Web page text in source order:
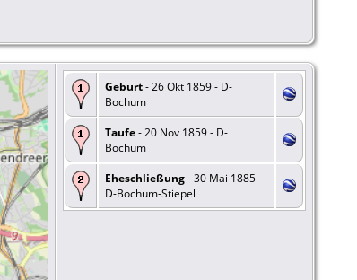
Geburt- 26 Okt 1859 - D-
Bochum
Taufe- 20 Nov 1859 - D-
Bochum
Eheschließung- 30 Mai 1885 -
D-Bochum-Stiepel